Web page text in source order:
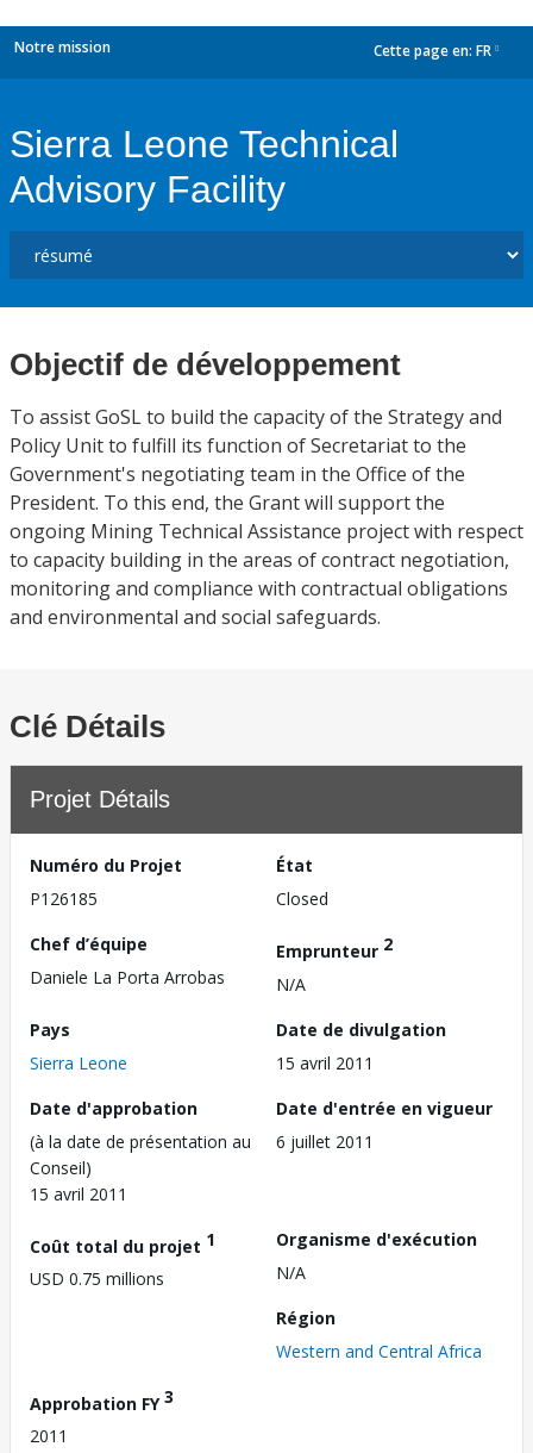
Notre mission Cette page en: FR
Sierra Leone Technical
Advisory Facility
Objectif de développement
To assist GoSL to build the capacity of the Strategy and
Policy Unit to fulfill its function of Secretariat to the
Government's negotiating team in the Office of the
President. To this end, the Grant will support the
ongoing Mining Technical Assistance project with respect
to capacity building in the areas of contract negotiation,
monitoring and compliance with contractual obligations
and environmental and social safeguards.
Clé Détails
Projet Détails
Numéro du Projet
P126185
État
Closed
Chef d’équipe
Daniele La Porta Arrobas
Emprunteur 2
N/A
Pays
Sierra Leone
Date de divulgation
15 avril 2011
Date d'approbation
(à la date de présentation au
Conseil)
15 avril 2011
Date d'entrée en vigueur
6 juillet 2011
Coût total du projet 1
USD 0.75 millions
Organisme d'exécution
N/A
Région
Western and Central Africa
Approbation FY3
2011